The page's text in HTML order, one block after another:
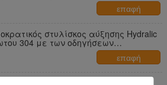
επαφή
στυλίσκος αύξησης Hydralic
304 με των οδηγήσεων
επαφή